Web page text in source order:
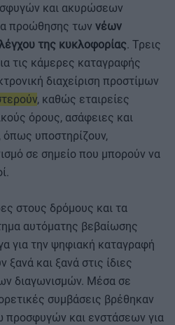
και ακυρώσεων
προώθησης των νέων
της κυκλοφορίας. Τρεις
τις κάμερες καταγραφής
διαχείριση προστίμων
, καθώς εταιρείες
όρους, ασάφειες και
όπως υποστηρίζουν,
σε σημείο που μπορούν να
στους δρόμους και τα
αυτόματης βεβαίωσης
για την ψηφιακή καταγραφή
και ξανά στις ίδιες
διαγωνισμών. Μέσα σε
συμβάσεις βρέθηκαν
προσφυγών και ενστάσεων για